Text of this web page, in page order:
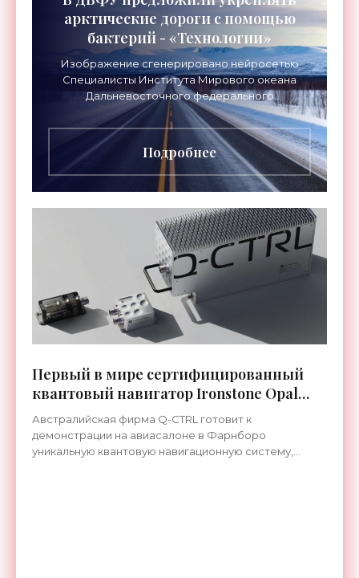
арктические дороги с помощью
бактерий - «Технологии»
Изображение сгенерировано нейросетью
Специалисты Института Мирового океана
Дальневосточного федерального
университета (ДВФУ) предложили
перспективный способ упрочнения грунтов,
который
Подробнее
Первый в мире сертифицированный
квантовый навигатор Ironstone Opal
работает без спутников GPS -
«Технологии»
Австралийская фирма Q-CTRL готовит к
демонстрации на авиасалоне в Фарнборо
уникальную квантовую навигационную систему,